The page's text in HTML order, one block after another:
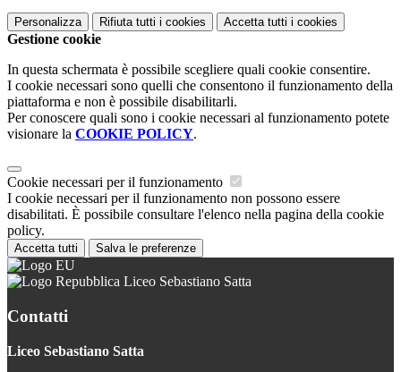
Personalizza Rifiuta tutti i cookies Accetta tutti i cookies
Gestione cookie
In questa schermata è possibile scegliere quali cookie consentire.
I cookie necessari sono quelli che consentono il funzionamento della
piattaforma e non è possibile disabilitarli.
Per conoscere quali sono i cookie necessari al funzionamento potete
visionare la COOKIE POLICY.
Cookie necessari per il funzionamento
I cookie necessari per il funzionamento non possono essere
disabilitati. È possibile consultare l'elenco nella pagina della cookie
policy.
Accetta tutti Salva le preferenze
Liceo Sebastiano Satta
Contatti
Liceo Sebastiano Satta